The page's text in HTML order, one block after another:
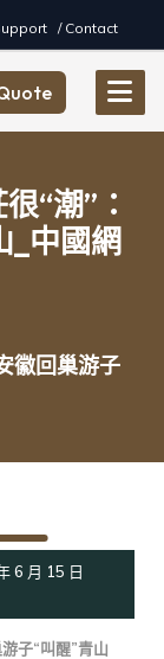
/ Contact
“潮”：
_中國網
徽回巢游子
6 月 15 日
子“叫醒”青山